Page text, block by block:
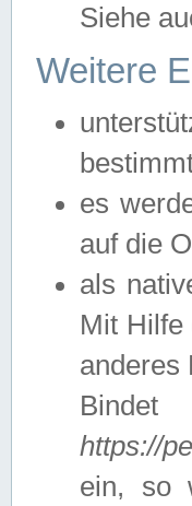
Siehe
Weitere
es
auf die
als
Mit Hilfe
anderes
https://
ein, so